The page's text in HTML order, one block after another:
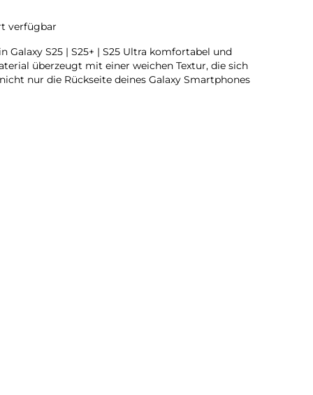
verfügbar
Galaxy S25 | S25+ | S25 Ultra komfortabel und
überzeugt mit einer weichen Textur, die sich
nur die Rückseite deines Galaxy Smartphones